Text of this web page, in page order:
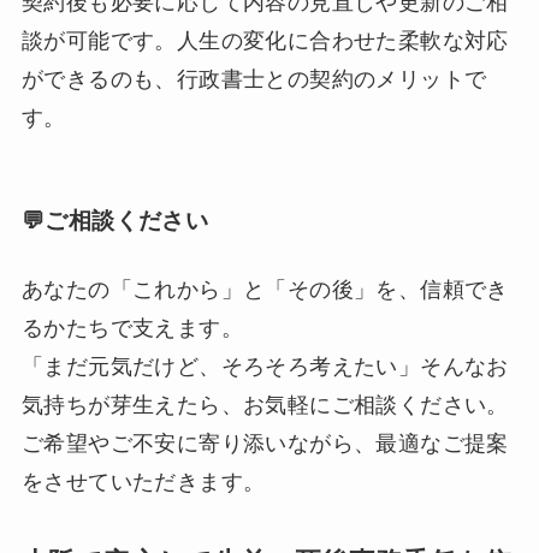
談が可能です。人生の変化に合わせた柔軟な対応
ができるのも、行政書士との契約のメリットで
す。
💬ご相談ください
あなたの「これから」と「その後」を、信頼でき
るかたちで支えます。
「まだ元気だけど、そろそろ考えたい」そんなお
気持ちが芽生えたら、お気軽にご相談ください。
ご希望やご不安に寄り添いながら、最適なご提案
をさせていただきます。